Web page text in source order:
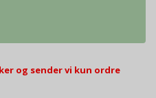
og sender vi kun ordre